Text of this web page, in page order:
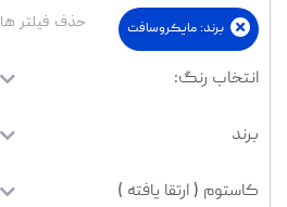
حذف فیلتر ها برند:مایکروسافت
انتخاب رنگ:
برند
کاستوم ( ارتقا یافته )